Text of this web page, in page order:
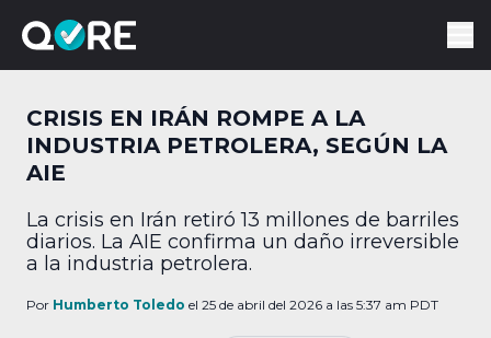
CRISIS EN IRÁN ROMPE A LA
INDUSTRIA PETROLERA, SEGÚN LA
AIE
La crisis en Irán retiró 13 millones de barriles
diarios. La AIE confirma un daño irreversible
a la industria petrolera.
Por Humberto Toledo el 25 de abril del 2026 a las 5:37 am PDT